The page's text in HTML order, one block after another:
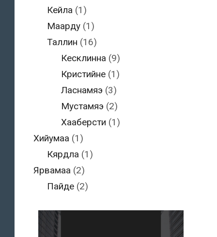
Кейла (1)
Маарду (1)
Таллин (16)
Кесклинна (9)
Кристийне(1)
Ласнамяэ (3)
Мустамяэ (2)
Хааберсти (1)
Хийумаа (1)
Кярдла (1)
Ярвамаа (2)
Пайде (2)